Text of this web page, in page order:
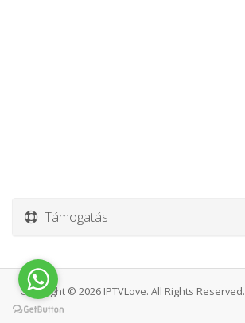
Támogatás
Copyright © 2026 IPTVLove. All Rights Reserved.